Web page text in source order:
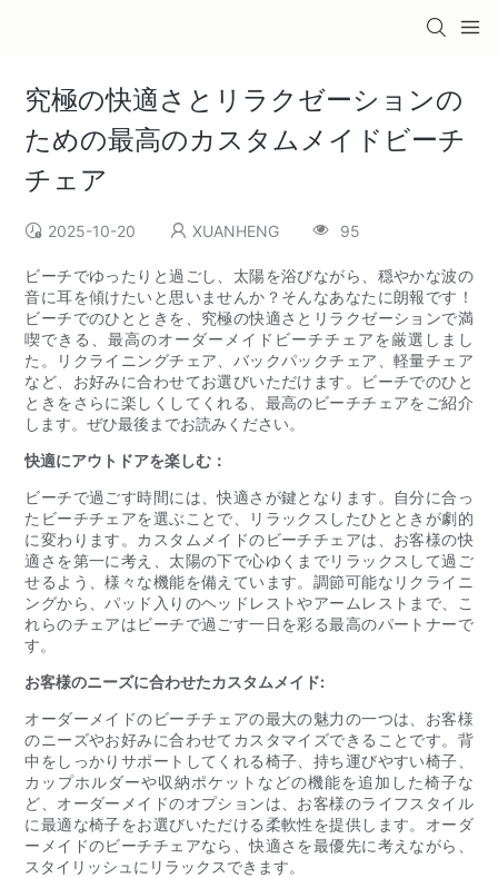
究極の快適さとリラクゼーションの
ための最高のカスタムメイドビーチ
チェア
2025-10-20 XUANHENG 95
ビーチでゆったりと過ごし、太陽を浴びながら、穏やかな波の
音に耳を傾けたいと思いませんか？そんなあなたに朗報です！
ビーチでのひとときを、究極の快適さとリラクゼーションで満
喫できる、最高のオーダーメイドビーチチェアを厳選しまし
た。リクライニングチェア、バックパックチェア、軽量チェア
など、お好みに合わせてお選びいただけます。ビーチでのひと
ときをさらに楽しくしてくれる、最高のビーチチェアをご紹介
します。ぜひ最後までお読みください。
快適にアウトドアを楽しむ：
ビーチで過ごす時間には、快適さが鍵となります。自分に合っ
たビーチチェアを選ぶことで、リラックスしたひとときが劇的
に変わります。カスタムメイドのビーチチェアは、お客様の快
適さを第一に考え、太陽の下で心ゆくまでリラックスして過ご
せるよう、様々な機能を備えています。調節可能なリクライニ
ングから、パッド入りのヘッドレストやアームレストまで、こ
れらのチェアはビーチで過ごす一日を彩る最高のパートナーで
す。
お客様のニーズに合わせたカスタムメイド:
オーダーメイドのビーチチェアの最大の魅力の一つは、お客様
のニーズやお好みに合わせてカスタマイズできることです。背
中をしっかりサポートしてくれる椅子、持ち運びやすい椅子、
カップホルダーや収納ポケットなどの機能を追加した椅子な
ど、オーダーメイドのオプションは、お客様のライフスタイル
に最適な椅子をお選びいただける柔軟性を提供します。オーダ
ーメイドのビーチチェアなら、快適さを最優先に考えながら、
スタイリッシュにリラックスできます。